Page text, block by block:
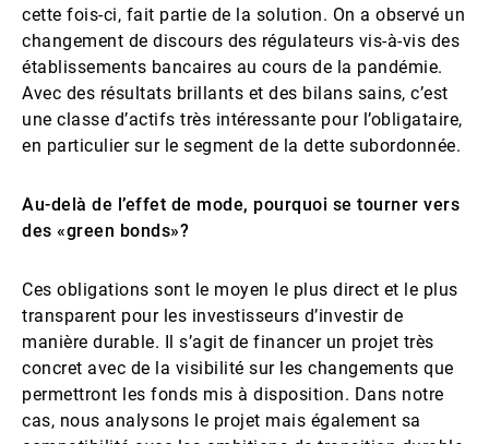
cette fois-ci, fait partie de la solution. On a observé un
changement de discours des régulateurs vis-à-vis des
établissements bancaires au cours de la pandémie.
Avec des résultats brillants et des bilans sains, c’est
une classe d’actifs très intéressante pour l’obligataire,
en particulier sur le segment de la dette subordonnée.
Au-delà de l’effet de mode, pourquoi se tourner vers
des «green bonds»?
Ces obligations sont le moyen le plus direct et le plus
transparent pour les investisseurs d’investir de
manière durable. Il s’agit de financer un projet très
concret avec de la visibilité sur les changements que
permettront les fonds mis à disposition. Dans notre
cas, nous analysons le projet mais également sa